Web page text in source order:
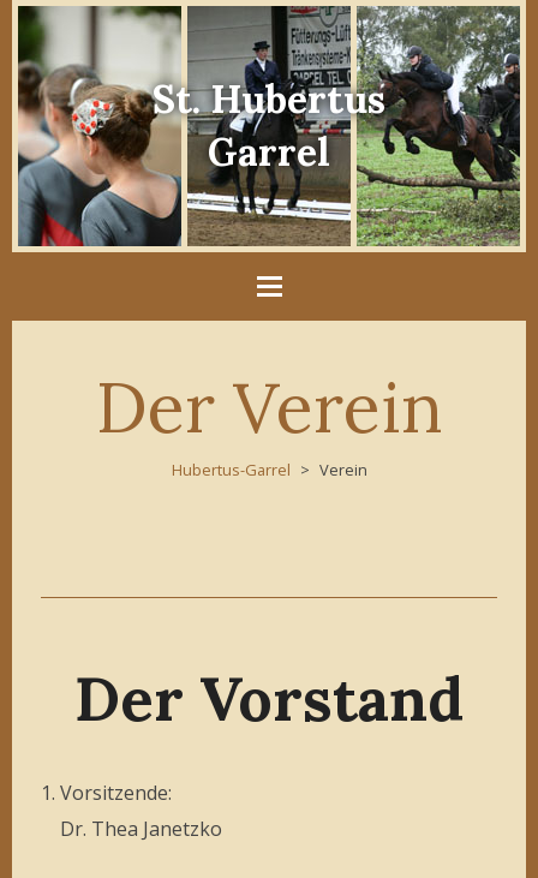
St. Hubertus
Garrel
Der Verein
Hubertus-Garrel Verein
Der Vorstand
1. Vorsitzende:
Dr. Thea Janetzko